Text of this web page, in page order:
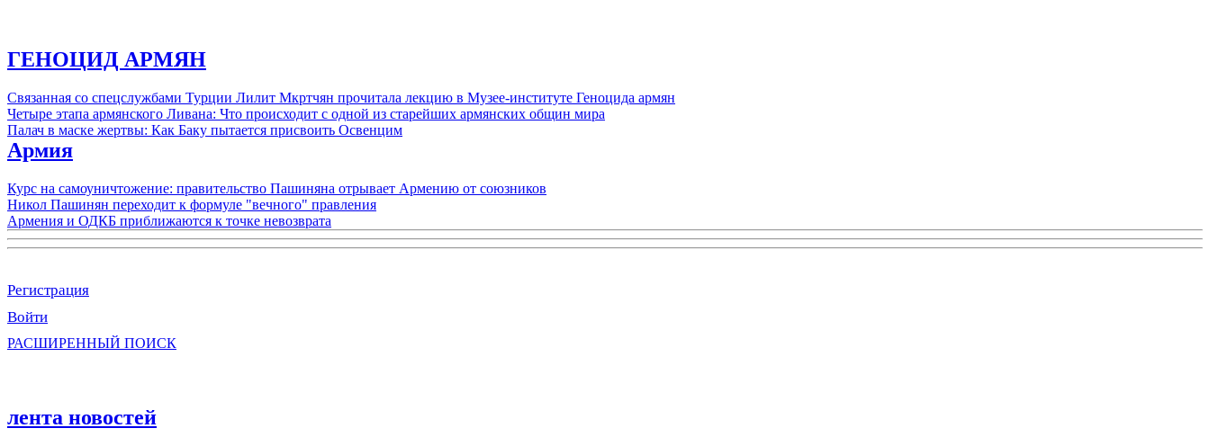
ГЕНОЦИД АРМЯН
Связанная со спецслужбами Турции Лилит Мкртчян прочитала лекцию в Музее-институте Геноцида армян
Четыре этапа армянского Ливана: Что происходит с одной из старейших армянских общин мира
Палач в маске жертвы: Как Баку пытается присвоить Освенцим
Армия
Курс на самоуничтожение: правительство Пашиняна отрывает Армению от союзников
Никол Пашинян переходит к формуле "вечного" правления
Армения и ОДКБ приближаются к точке невозврата
Регистрация
Войти
РАСШИРЕННЫЙ ПОИСК
лента новостей